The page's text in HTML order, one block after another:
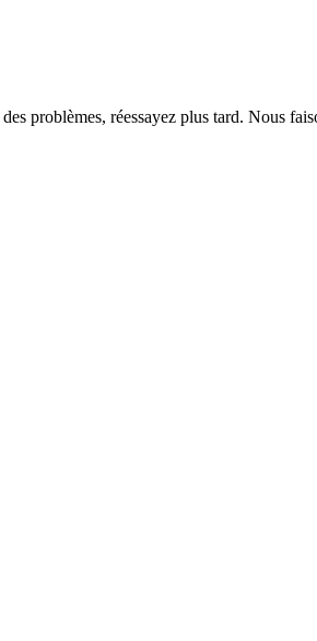
problèmes, réessayez plus tard. Nous